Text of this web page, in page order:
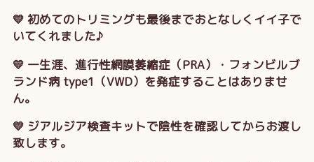
💛 初めてのトリミングも最後までおとなしくイイ子で
いてくれました♪
💛 一生涯、進行性網膜萎縮症（PRA）・フォンビルブ
ランド病 type1（VWD）を発症することはありませ
ん。
💛 ジアルジア検査キットで陰性を確認してからお渡し
致します。